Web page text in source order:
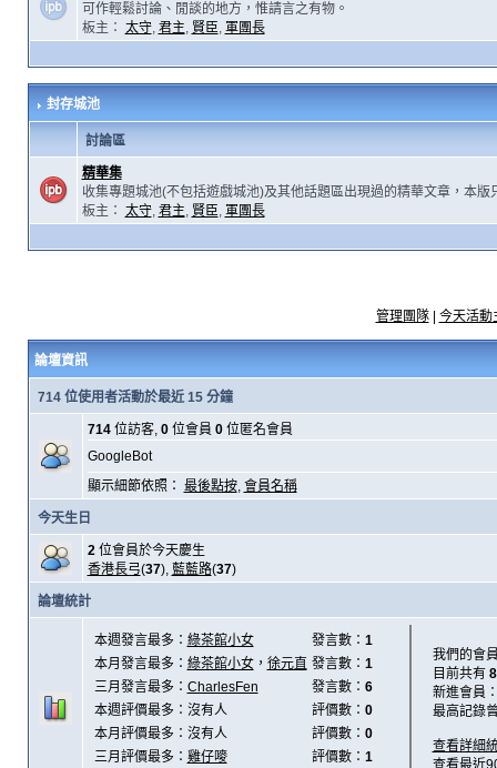
可作輕鬆討論、閒談的地方，惟請言之有物。
板主： 太守, 君主, 賢臣, 軍團長
封存城池
討論區
精華集
收集專題城池(不包括遊戲城池)及其他話題區出現過的精華文章，本版
板主： 太守, 君主, 賢臣, 軍團長
管理團隊| 今天活動
論壇資訊
714 位使用者活動於最近 15 分鐘
714位訪客, 0位會員 0位匿名會員
GoogleBot
顯示細節依照： 最後點按, 會員名稱
今天生日
2位會員於今天慶生
香港長弓(37), 藍藍路(37)
論壇統計
本週發言最多： 綠茶館小女 發言數： 1
本月發言最多： 綠茶館小女， 徐元直 發言數： 1
三月發言最多： CharlesFen 發言數： 6
本週評價最多：沒有人
評價數： 0
本月評價最多：沒有人
評價數： 0
三月評價最多： 雞仔嘜 評價數： 1
我們的會
目前共有
新進會員
最高記錄
查看詳細
查看最近